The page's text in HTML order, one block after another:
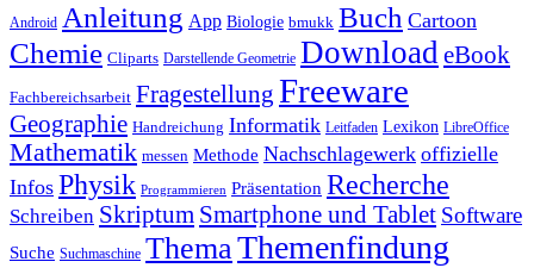
Android Anleitung App Biologie bmukk Buch Cartoon
Chemie Cliparts Darstellende Geometrie DownloadeBook
Fachbereichsarbeit Fragestellung Freeware
Geographie Handreichung Informatik Leitfaden Lexikon LibreOffice
Mathematik messen Methode Nachschlagewerk offizielle
Infos Physik Programmieren Präsentation Recherche
Schreiben Skriptum Smartphone und Tablet Software
Suche Suchmaschine ThemaThemenfindung